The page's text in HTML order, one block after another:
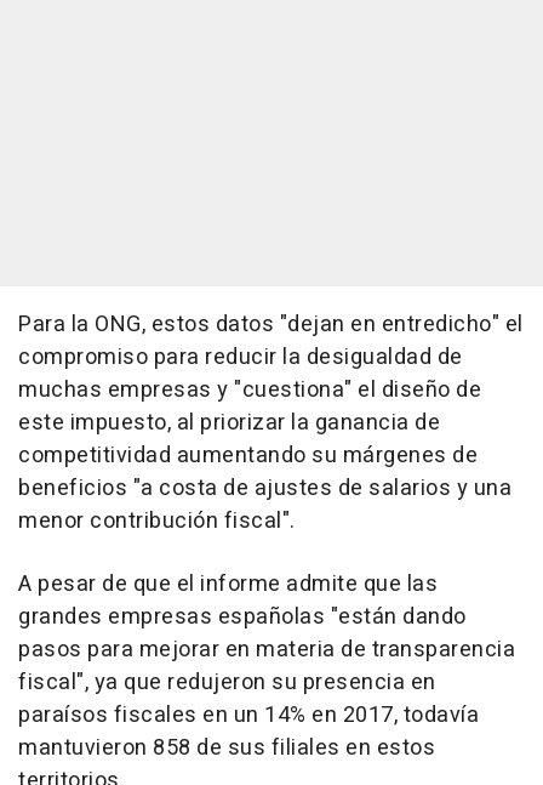
Para la ONG, estos datos "dejan en entredicho" el
compromiso para reducir la desigualdad de
muchas empresas y "cuestiona" el diseño de
este impuesto, al priorizar la ganancia de
competitividad aumentando su márgenes de
beneficios "a costa de ajustes de salarios y una
menor contribución fiscal".
A pesar de que el informe admite que las
grandes empresas españolas "están dando
pasos para mejorar en materia de transparencia
fiscal", ya que redujeron su presencia en
paraísos fiscales en un 14% en 2017, todavía
mantuvieron 858 de sus filiales en estos